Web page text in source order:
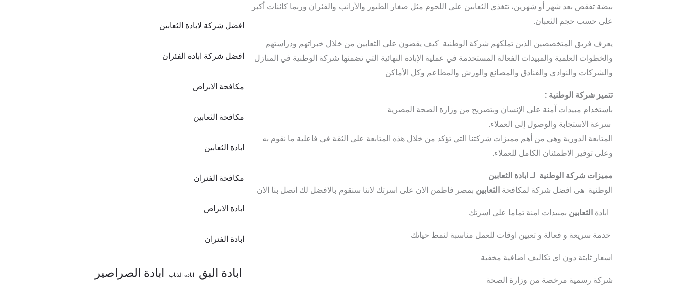
بيضة تفقص بعد شهر أو شهرين، تتغذى الثعابين على اللحوم مثل صغار الطيور والأرانب والفئران وربما كائنات أكبر
على حسب حجم الثعبان.
يعرف فريق المتخصصين الذين تملكهم شركة الوطنية كيف يقضون على الثعابين من خلال خبراتهم ودراستهم
والخطوات العلمية والمبيدات الفعالة المستخدمة في عملية الإبادة النهائية التي تضمنها شركة الوطنية في المنازل
والشركات والنوادي والفنادق والمصانع والورش والمطاعم وكل الأماكن
تتميز شركة الوطنية :
باستخدام مبيدات آمنة على الإنسان وبتصريح من وزارة الصحة المصرية
سرعة الاستجابة والوصول إلى العملاء.
المتابعة الدورية وهي من أهم مميزات شركتنا التي تؤكد من خلال هذه المتابعة على الثقة في فاعلية ما نقوم به
وعلى توفير الاطمئنان الكامل للعملاء.
مميزات شركة الوطنية لـ ابادة الثعابين
الوطنية هى افضل شركة لمكافحة الثعابين بمصر فاطمن الان على اسرتك لاننا سنقوم بالافضل لك اتصل بنا الان
ابادة الثعابين بمبيدات امنة تماما على اسرتك
خدمة سريعة و فعالة و تعيين اوقات للعمل مناسبة لنمط حياتك
اسعار ثابتة دون اى تكاليف اضافية مخفية
شركة رسمية مرخصة من وزارة الصحة
افضل شركة لابادة الثعابين
افضل شركة ابادة الفئران
مكافحة الابراص
مكافحة الثعابين
ابادة الثعابين
مكافحة الفئران
ابادة الابراص
ابادة الفئران
ابادة البق ابادة الذباب ابادة الصراصير